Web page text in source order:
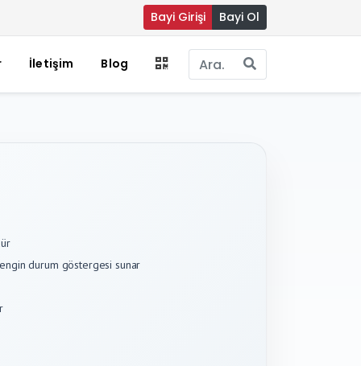
Bayi Girişi Bayi Ol
İletişim Blog
durum göstergesi sunar